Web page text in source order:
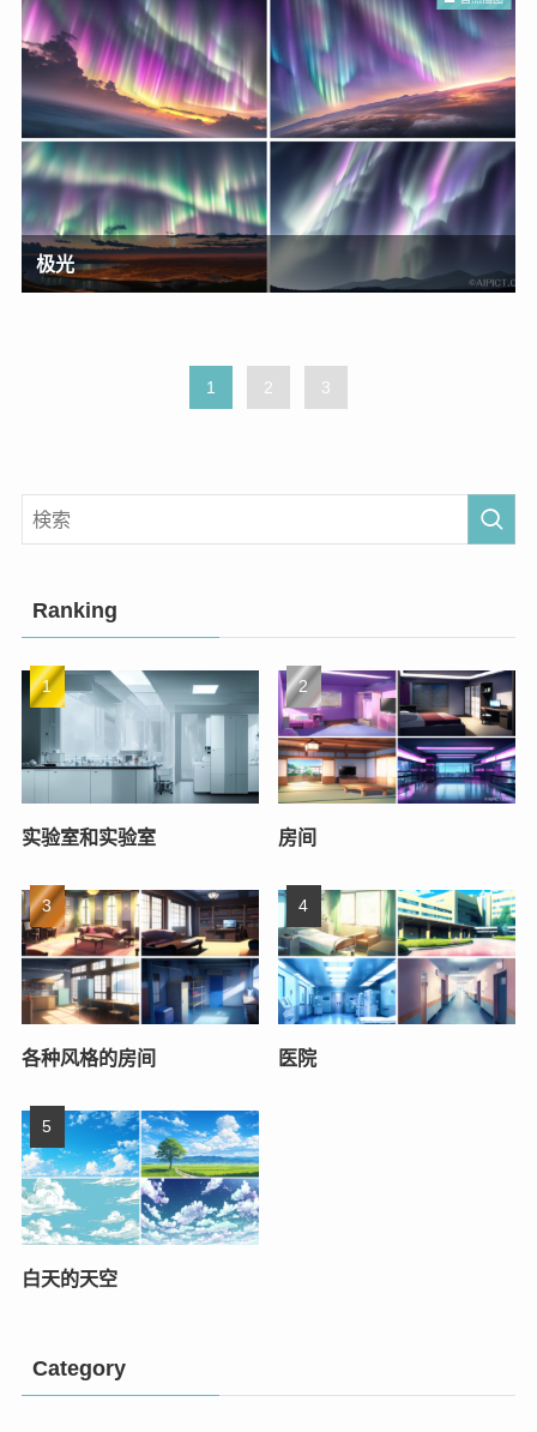
极光
1 2 3
Ranking
实验室和实验室 房间
各种风格的房间 医院
白天的天空
Category